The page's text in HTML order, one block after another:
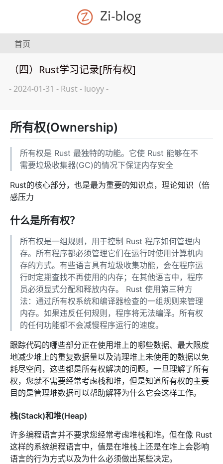
首页
（四）Rust学习记录[所有权]
- 2024-01-31 - Rust- luoyy-
所有权(Ownership)
所有权是 Rust 最独特的功能。它使 Rust 能够在不
需要垃圾收集器(GC)的情况下保证内存安全
Rust的核心部分，也是最为重要的知识点，理论知识（倍
感压力
什么是所有权？
所有权是一组规则，用于控制 Rust 程序如何管理内
存。所有程序都必须管理它们在运行时使用计算机内
存的方式。有些语言具有垃圾收集功能，会在程序运
行时定期查找不再使用的内存；在其他语言中，程序
员必须显式分配和释放内存。 Rust 使用第三种方
法：通过所有权系统和编译器检查的一组规则来管理
内存。如果违反任何规则，程序将无法编译。所有权
的任何功能都不会减慢程序运行的速度。
跟踪代码的哪些部分正在使用堆上的哪些数据、最大限度
地减少堆上的重复数据量以及清理堆上未使用的数据以免
耗尽空间，这些都是所有权解决的问题。一旦理解了所有
权，您就不需要经常考虑栈和堆，但是知道所有权的主要
目的是管理堆数据可以帮助解释为什么它会这样工作。
栈(Stack)和堆(Heap)
许多编程语言并不要求您经常考虑堆栈和堆。但在像 Rust
这样的系统编程语言中，值是在堆栈上还是在堆上会影响
语言的行为方式以及为什么必须做出某些决定。